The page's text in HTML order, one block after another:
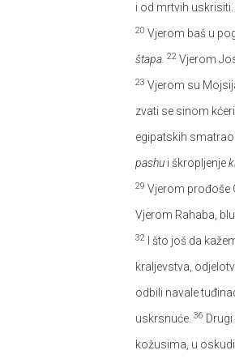
i od mrtvih
20 Vjerom baš u
štapa. 22 Vjerom
23 Vjerom su
zvati se sinom
egipatskih smatrao
pashu i škropljenje
29 Vjerom prođoše
Vjerom Rahaba,
32 I što još da
kraljevstva,
odbili navale
uskrsnuće. 36
kožusima, u